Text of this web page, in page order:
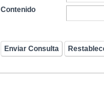
Contenido